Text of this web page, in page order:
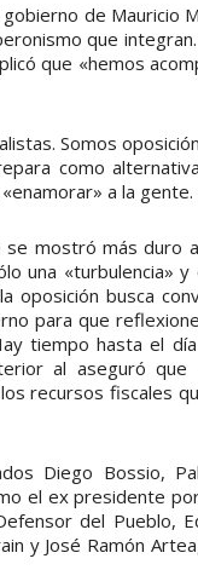
de Mauricio
que
que «hemos
Somos
como
a la gente.
mostró más duro
una «turbulencia»
oposición busca
para que
tiempo hasta el
al aseguró
recursos fiscales
Diego Bossio,
el ex presidente
del Pueblo,
y José Ramón